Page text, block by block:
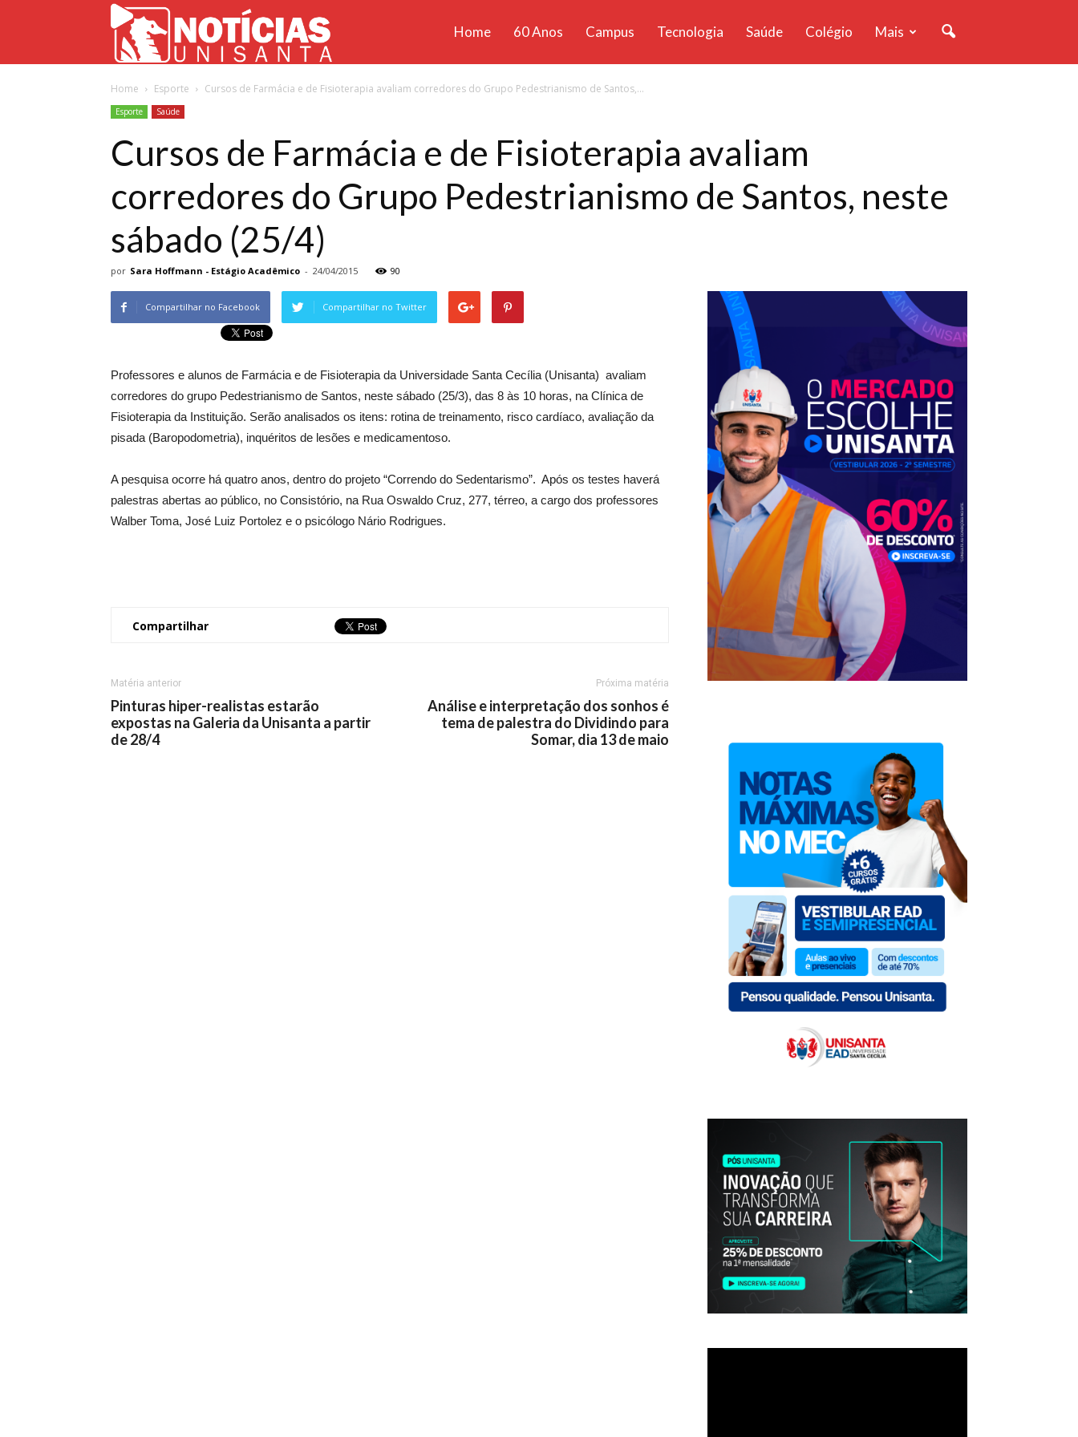
Unisanta
Home 60 Anos Campus Tecnologia Saúde Colégio Mais
Home Esporte Cursos de Farmácia e de Fisioterapia avaliam corredores do Grupo Pedestrianismo de Santos,...
Esporte Saúde
Cursos de Farmácia e de Fisioterapia avaliam
corredores do Grupo Pedestrianismo de Santos, neste
sábado (25/4)
por Sara Hoffmann - Estágio Acadêmico - 24/04/2015 90
Compartilhar no Facebook Compartilhar no Twitter
Professores e alunos de Farmácia e de Fisioterapia da Universidade Santa Cecília (Unisanta) avaliam
corredores do grupo Pedestrianismo de Santos, neste sábado (25/3), das 8 às 10 horas, na Clínica de
Fisioterapia da Instituição. Serão analisados os itens: rotina de treinamento, risco cardíaco, avaliação da
pisada (Baropodometria), inquéritos de lesões e medicamentoso.
A pesquisa ocorre há quatro anos, dentro do projeto “Correndo do Sedentarismo”. Após os testes haverá
palestras abertas ao público, no Consistório, na Rua Oswaldo Cruz, 277, térreo, a cargo dos professores
Walber Toma, José Luiz Portolez e o psicólogo Nário Rodrigues.
Compartilhar
Matéria anterior
Pinturas hiper-realistas estarão
expostas na Galeria da Unisanta a partir
de 28/4
Próxima matéria
Análise e interpretação dos sonhos é
tema de palestra do Dividindo para
Somar, dia 13 de maio